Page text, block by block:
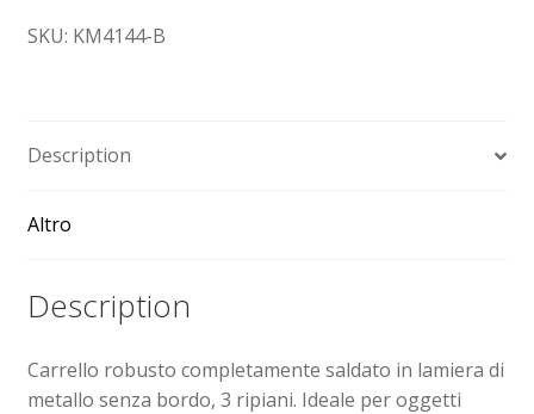
SKU: KM4144-B
Description
Altro
Description
Carrello robusto completamente saldato in lamiera di
metallo senza bordo, 3 ripiani. Ideale per oggetti